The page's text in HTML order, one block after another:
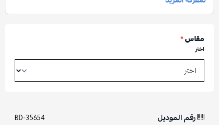
مقاس*
اختر
رقم الموديل BD-35654